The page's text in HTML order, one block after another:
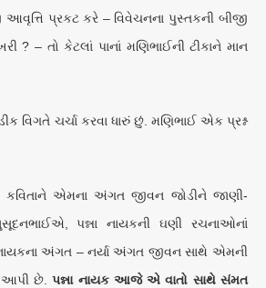
આવૃત્તિ પ્રકટ કરે – વિવેચનના પુસ્તકની બીજી
? – તો કેટલાં પાનાં મણિભાઈની ટીકાને માન
વિગતે ચર્ચા કરવા ધારું છું. મણિભાઈ એક પ્રશ્ન
કવિતાને એમના અંગત જીવન જોડીને જાણી-
પન્ના નાયકની ઘણી રચનાઓનાં
અંગત – નર્યા અંગત જીવન સાથે એમની
આપી છે.પન્ના નાયક આજે એ વાતો સાથે સંમત